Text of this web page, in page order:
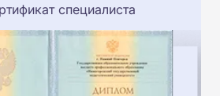
специалиста